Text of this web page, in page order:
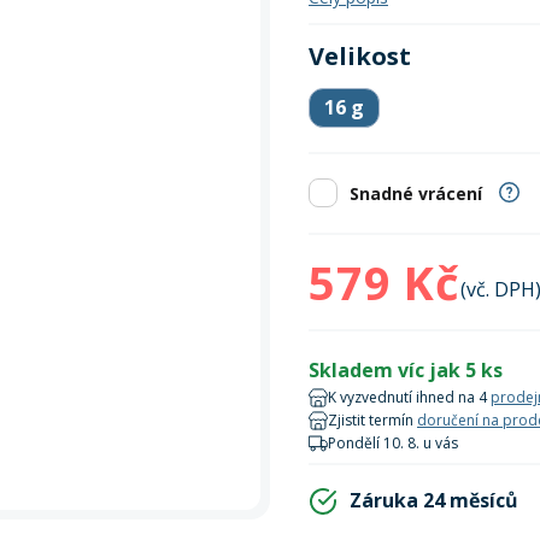
Velikost
16 g
Snadné vrácení
579 Kč(vč. DPH)
Skladem víc jak 5 ks
K vyzvednutí ihned na 4
Zjistit termín doručení na
Pondělí 10. 8. u vás
Záruka 24 měsíců